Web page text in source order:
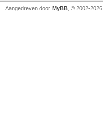
Aangedreven door MyBB , © 2002-2026